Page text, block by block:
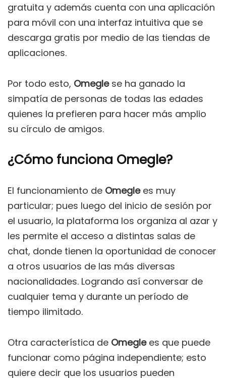
gratuita y además cuenta con una aplicación
para móvil con una interfaz intuitiva que se
descarga gratis por medio de las tiendas de
aplicaciones.
Por todo esto, Omeglese ha ganado la
simpatía de personas de todas las edades
quienes la prefieren para hacer más amplio
su círculo de amigos.
¿Cómo funciona Omegle?
El funcionamiento de Omeglees muy
particular; pues luego del inicio de sesión por
el usuario, la plataforma los organiza al azar y
les permite el acceso a distintas salas de
chat, donde tienen la oportunidad de conocer
a otros usuarios de las más diversas
nacionalidades. Logrando así conversar de
cualquier tema y durante un período de
tiempo ilimitado.
Otra característica de Omeglees que puede
funcionar como página independiente; esto
quiere decir que los usuarios pueden